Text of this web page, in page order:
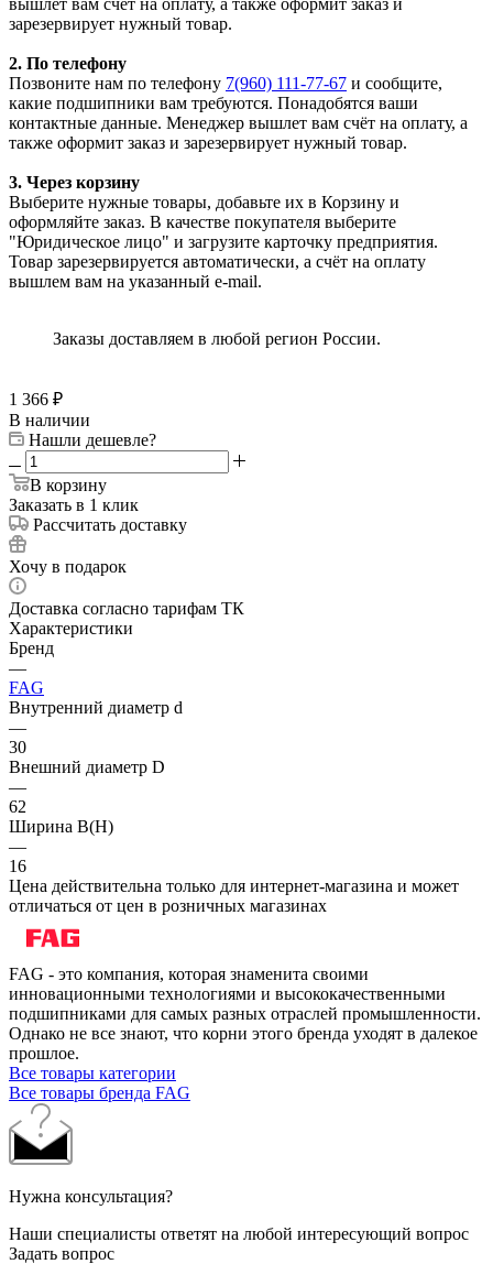
зарезервирует нужный товар.
2. По телефону
Позвоните нам по телефону 7(960) 111-77-67 и сообщите,
какие подшипники вам требуются. Понадобятся ваши
контактные данные. Менеджер вышлет вам счёт на оплату, а
также оформит заказ и зарезервирует нужный товар.
3. Через корзину
Выберите нужные товары, добавьте их в Корзину и
оформляйте заказ. В качестве покупателя выберите
"Юридическое лицо" и загрузите карточку предприятия.
Товар зарезервируется автоматически, а счёт на оплату
вышлем вам на указанный e-mail.
Заказы доставляем в любой регион России.
1 366 ₽
В наличии
Нашли дешевле?
В корзину
Заказать в 1 клик
Рассчитать доставку
Хочу в подарок
Доставка согласно тарифам ТК
Характеристики
Бренд
—
FAG
Внутренний диаметр d
—
30
Внешний диаметр D
—
62
Ширина B(H)
—
16
Цена действительна только для интернет-магазина и может
отличаться от цен в розничных магазинах
FAG - это компания, которая знаменита своими
инновационными технологиями и высококачественными
подшипниками для самых разных отраслей промышленности.
Однако не все знают, что корни этого бренда уходят в далекое
прошлое.
Все товары категории
Все товары бренда FAG
Нужна консультация?
Наши специалисты ответят на любой интересующий вопрос
Задать вопрос